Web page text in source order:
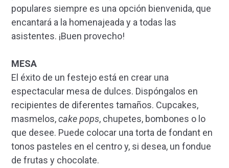
populares siempre es una opción bienvenida, que
encantará a la homenajeada y a todas las
asistentes. ¡Buen provecho!
MESA
El éxito de un festejo está en crear una
espectacular mesa de dulces. Dispóngalos en
recipientes de diferentes tamaños. Cupcakes,
masmelos,cake pops, chupetes, bombones o lo
que desee. Puede colocar una torta de fondant en
tonos pasteles en el centro y, si desea, un fondue
de frutas y chocolate.